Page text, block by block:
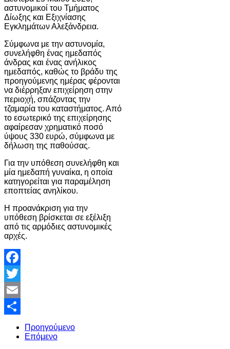
αστυνομικοί του Τμήματος
Δίωξης και Εξιχνίασης
ΕγκλημάτωνΑλεξάνδρεια.
Σύμφωνα με την αστυνομία,
συνελήφθη ένας ημεδαπός
άνδρας και ένας ανήλικος
ημεδαπός, καθώς το βράδυ της
προηγούμενης ημέρας φέρονται
να διέρρηξαν επιχείρηση στην
περιοχή, σπάζοντας την
τζαμαρία του καταστήματος. Από
το εσωτερικό της επιχείρησης
αφαίρεσαν χρηματικό ποσό
ύψους 330 ευρώ, σύμφωνα με
δήλωση της παθούσας.
Για την υπόθεση συνελήφθη και
μία ημεδαπή γυναίκα, η οποία
κατηγορείται για παραμέληση
εποπτείας ανηλίκου.
Η προανάκριση για την
υπόθεση βρίσκεται σε εξέλιξη
από τις αρμόδιες αστυνομικές
αρχές.
Facebook
Twitter
Email
Share
Προηγούμενο
Επόμενο